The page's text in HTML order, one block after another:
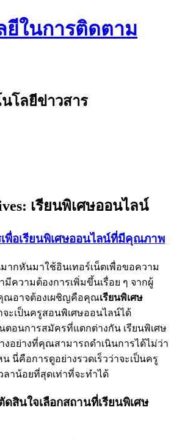
ยีในการติดตาม
นโลยีข่าวสาร
เรียนพิเศษออนไลน์
พื่อเรียนพิเศษออนไลน์ที่มีคุณภาพ
กหันมาใช้อินเทอร์เน็ตเพื่อขอความ
ความต้องการเพิ่มขึ้นเรื่อย ๆ จากผู้
ณอาจต้องเผชิญคือคุณเรียนพิเศษ
ะเป็นครูสอนพิเศษออนไลน์ได้
ตอนการสมัครที่แตกต่างกัน เรียนพิเศษ
อย่างที่คุณสามารถดำเนินการได้ไม่ว่า
นี่คือการดูอย่างรวดเร็วว่าจะเป็นครู
ลาน้อยที่สุดเท่าที่จะทำได้
สินใจเลือกสถานที่เรียนพิเศษ